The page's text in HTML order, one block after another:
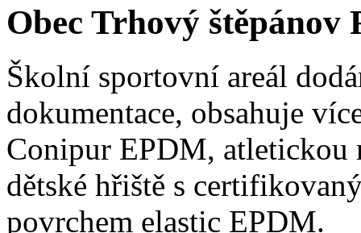
Obec Trhový štěpánov
Školní sportovní areál
dokumentace, obsahuje
Conipur EPDM, atletickou
dětské hřiště s
povrchem elastic EPDM.